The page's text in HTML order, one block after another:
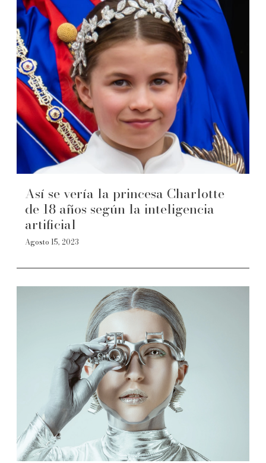
Así se vería la princesa Charlotte
de 18 años según la inteligencia
artificial
Agosto 15, 2023